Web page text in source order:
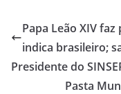
Papa Leão XIV
indica brasileiro;
Presidente do
Pasta